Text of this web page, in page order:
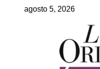
agosto 5, 2026